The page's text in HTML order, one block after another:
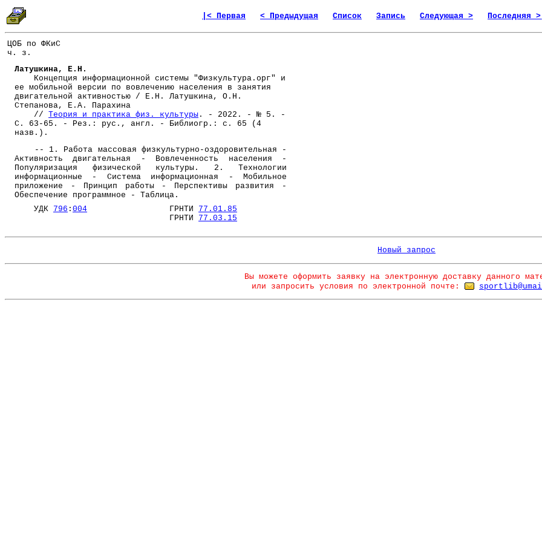
|< Первая < Предыдущая Список Запись Следующая > Последняя >|
ЦОБ по ФКиС
ч. з.
Латушкина, Е.Н.
Концепция информационной системы "Физкультура.орг" и
ее мобильной версии по вовлечению населения в занятия
двигательной активностью / Е.Н. Латушкина, О.Н.
Степанова, Е.А. Парахина
// Теория и практика физ. культуры . - 2022. - № 5. -
С. 63-65. - Рез.: рус., англ. - Библиогр.: с. 65 (4
назв.).
-- 1. Работа массовая физкультурно-оздоровительная -
Активность двигательная - Вовлеченность населения -
Популяризация физической культуры. 2. Технологии
информационные - Система информационная - Мобильное
приложение - Принцип работы - Перспективы развития -
Обеспечение программное - Таблица.
УДК 796 : 004 ГРНТИ 77.01.85
ГРНТИ 77.03.15
Новый запрос
Вы можете оформить заявку на электронную доставку данного
или запросить условия по электронной почте: